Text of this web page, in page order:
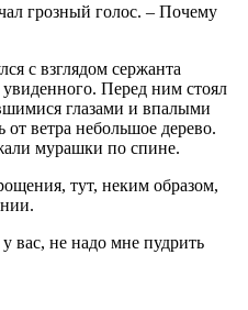
грозный голос. – Почему
с взглядом сержанта
Перед ним стоял
глазами и впалыми
ветра небольшое дерево.
мурашки по спине.
тут, неким образом,
не надо мне пудрить